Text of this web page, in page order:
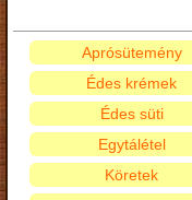
Aprósütemény
Édes krémek
Édes süti
Egytálétel
Köretek